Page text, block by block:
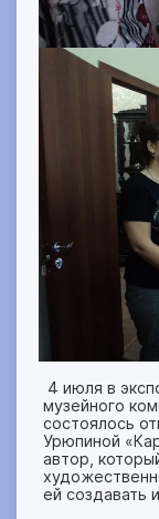
4 июля в
музейного
состоялось
Урюпиной
автор,
ей создавать